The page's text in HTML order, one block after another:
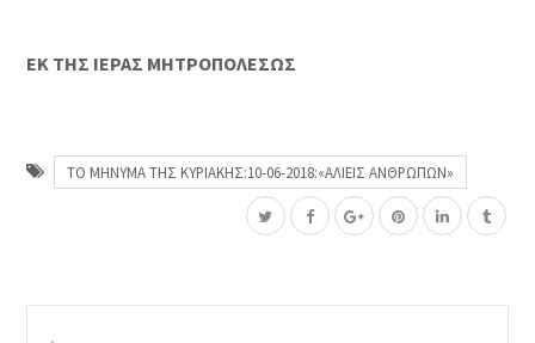
ΕΚ ΤΗΣ ΙΕΡΑΣ ΜΗΤΡΟΠΟΛΕΣΩΣ
ΤΟ ΜΗΝΥΜΑ ΤΗΣ ΚΥΡΙΑΚΗΣ:10-06-2018:«ΑΛΙΕΙΣ ΑΝΘΡΩΠΩΝ»